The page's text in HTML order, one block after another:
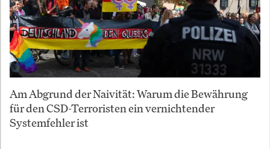
Am Abgrund der Naivität: Warum die Bewährung
für den CSD-Terroristen ein vernichtender
Systemfehler ist